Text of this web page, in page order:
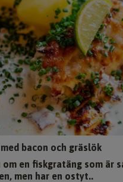
bacon och gräslök
om en fiskgratäng som är
men har en ostyt..